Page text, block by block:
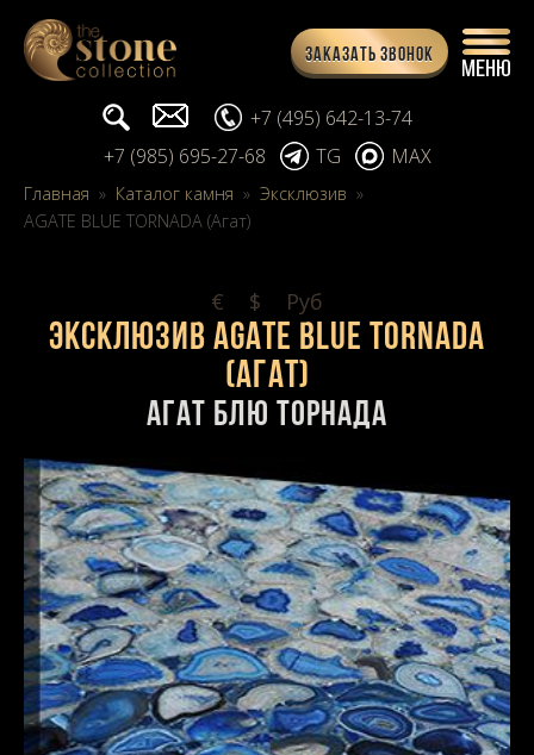
Заказать звонок
Поиск... info@stone-collection.ru
+7 (495) 642-13-74
+7 (985) 695-27-68
TG MAX
Главная » Каталог камня » Эксклюзив »
AGATE BLUE TORNADA (Агат)
€ $ Pуб
Эксклюзив AGATE BLUE TORNADA
(Агат)
Агат Блю Торнада